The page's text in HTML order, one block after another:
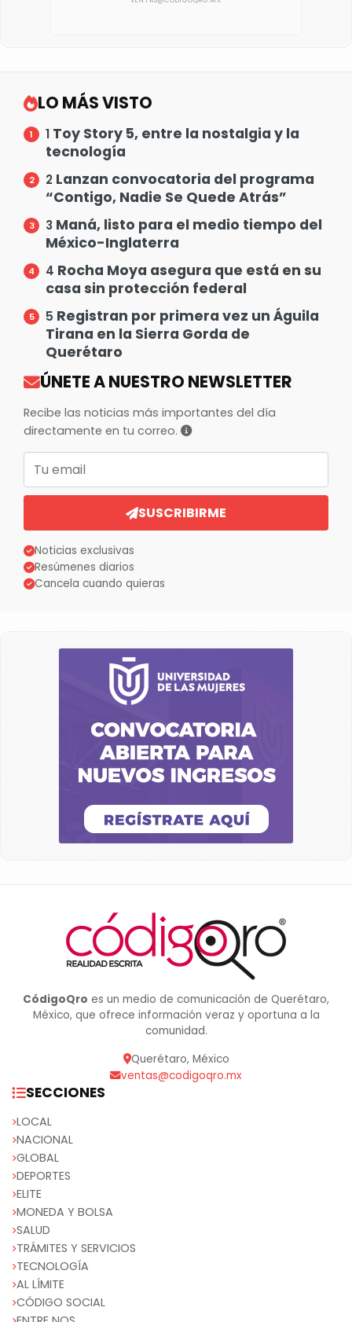
LO MÁS VISTO
1 Toy Story 5, entre la nostalgia y la
tecnología
2 Lanzan convocatoria del programa
“Contigo, Nadie Se Quede Atrás”
3 Maná, listo para el medio tiempo del
México-Inglaterra
4 Rocha Moya asegura que está en su
casa sin protección federal
5 Registran por primera vez un Águila
Tirana en la Sierra Gorda de
Querétaro
ÚNETE A NUESTRO NEWSLETTER
Recibe las noticias más importantes del día
directamente en tu correo.
Correo electrónico
SUSCRIBIRME
Noticias exclusivas
Resúmenes diarios
Cancela cuando quieras
CódigoQro es un medio de comunicación de Querétaro,
México, que ofrece información veraz y oportuna a la
comunidad.
Querétaro, México
ventas@codigoqro.mx
SECCIONES
LOCAL
NACIONAL
GLOBAL
DEPORTES
ELITE
MONEDA Y BOLSA
SALUD
TRÁMITES Y SERVICIOS
TECNOLOGÍA
AL LÍMITE
CÓDIGO SOCIAL